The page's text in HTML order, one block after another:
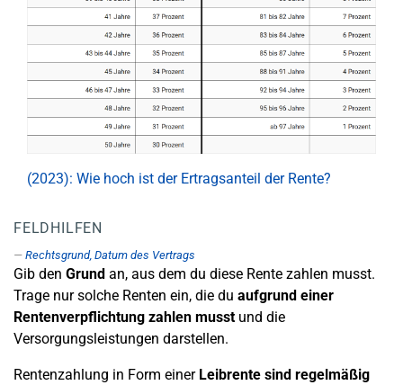
(2023): Wie hoch ist der Ertragsanteil der Rente?
FELDHILFEN
Rechtsgrund, Datum des Vertrags
Gib den Grund an, aus dem du diese Rente zahlen musst.
Trage nur solche Renten ein, die du aufgrund einer
Rentenverpflichtung zahlen musstund die
Versorgungsleistungen darstellen.
Rentenzahlung in Form einer Leibrente sind regelmäßig